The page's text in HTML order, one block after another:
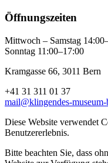
Öffnungszeiten
Mittwoch – Samstag
Sonntag 11:00–17:00
Kramgasse 66, 3011 Bern
+41 31 311 01 37
mail@klingendes-museum-
Diese Website verwendet
Benutzererlebnis.
Bitte beachten Sie, dass